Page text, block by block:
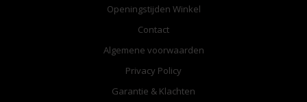
Openingstijden Winkel
Contact
Algemene voorwaarden
Privacy Policy
Garantie & Klachten